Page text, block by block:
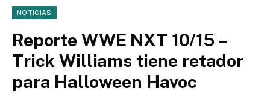
NOTICIAS
Reporte WWE NXT 10/15 –
Trick Williams tiene retador
para Halloween Havoc